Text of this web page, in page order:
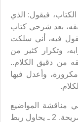
فيقول: الذي
بعد شرحي كتاب
فيه، أني سلكت
وتكرار كثير من
من دقيق الكلام..
وأعدل فيها
مناقشة المواضيع
كافة، وهو كما يلي: 1 ـ يعتمد المناقشة الصريحة. 2 ـ يحاول ربط